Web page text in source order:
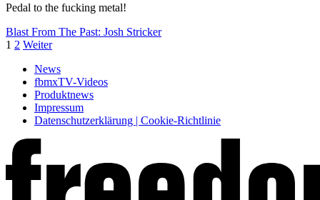
Pedal to the fucking metal!
Blast From The Past: Josh Stricker
1 2 Weiter
News
fbmxTV-Videos
Produktnews
Impressum
Datenschutzerklärung | Cookie-Richtlinie